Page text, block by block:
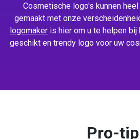
Cosmetische logo's kunnen
gemaakt met onze
logomaker is hier om u te helpen
geschikt en trendy logo voor uw
Pro-